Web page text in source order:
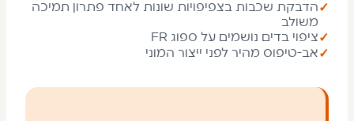
✓הדבקת שכבות בצפיפויות שונות לאחד פתרון תמיכה
משולב
✓ציפוי בדים נושמים על ספוג FR
✓אב-טיפוס מהיר לפני ייצור המוני